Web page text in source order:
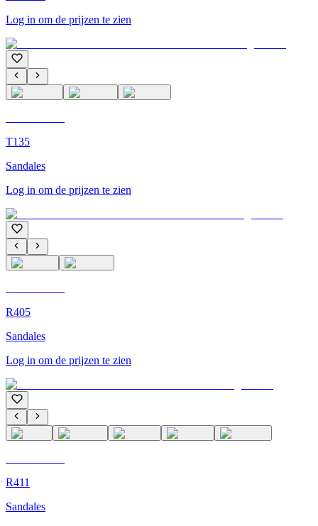
Log in om de prijzen te zien
T135
Sandales
Log in om de prijzen te zien
R405
Sandales
Log in om de prijzen te zien
R411
Sandales